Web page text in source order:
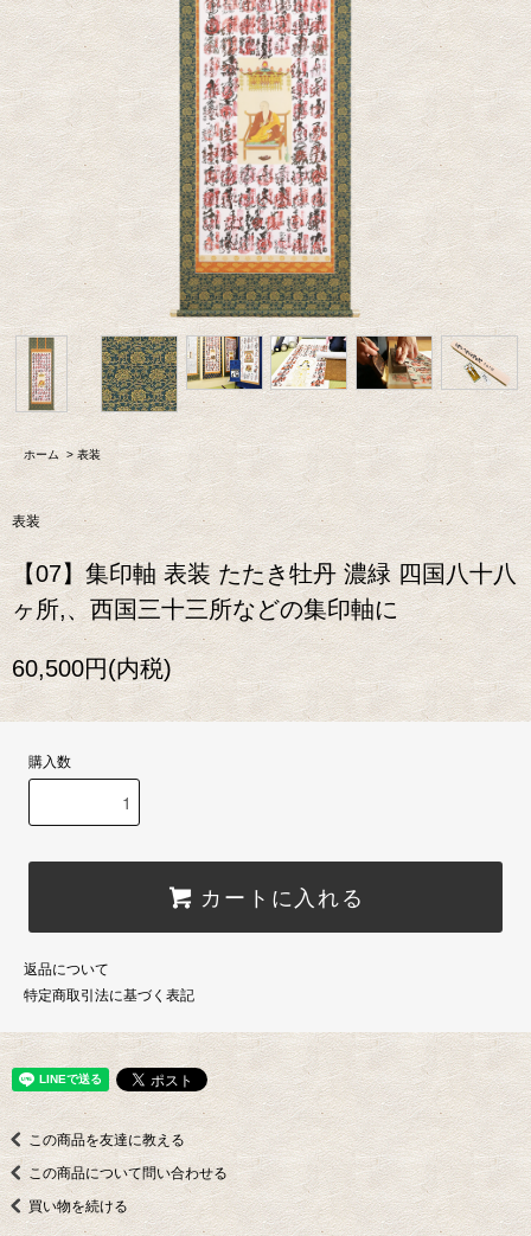
ホーム > 表装
表装
【07】集印軸 表装 たたき牡丹 濃緑 四国八十八
ヶ所,、西国三十三所などの集印軸に
60,500円(内税)
購入数
カートに入れる
返品について
特定商取引法に基づく表記
この商品を友達に教える
この商品について問い合わせる
買い物を続ける